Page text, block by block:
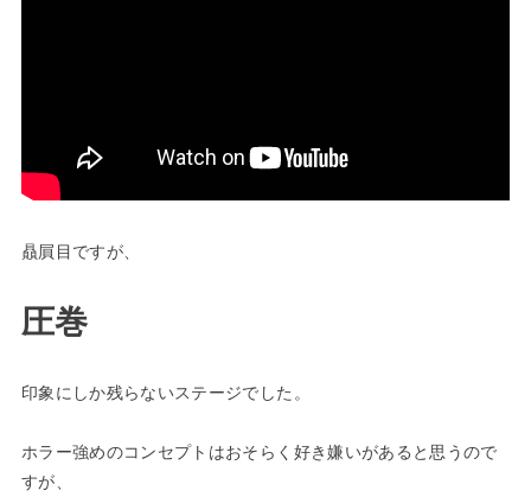
贔屓目ですが、
圧巻
印象にしか残らないステージでした。
ホラー強めのコンセプトはおそらく好き嫌いがあると思うので
すが、